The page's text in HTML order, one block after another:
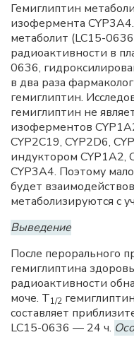
Гемиглиптин
изофермента
метаболит (LC15-
радиоактивности в
0636,
в два раза
гемиглиптин.
гемиглиптин не
изоферментов
CYP2C19, CYP2D6,
индуктором CYP1A2,
CYP3A4. Поэтому
будет
метаболизируются с
Выведение
После перорального
гемиглиптина
радиоактивности
моче. Т1/2
составляет
LC15-0636 — 24 ч.